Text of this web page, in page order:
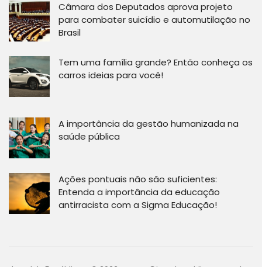
Câmara dos Deputados aprova projeto
para combater suicídio e automutilação no
Brasil
Tem uma família grande? Então conheça os
carros ideias para você!
A importância da gestão humanizada na
saúde pública
Ações pontuais não são suficientes:
Entenda a importância da educação
antirracista com a Sigma Educação!